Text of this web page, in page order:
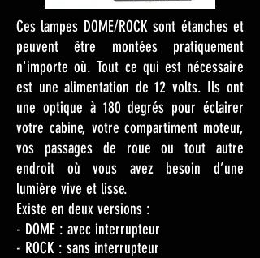
Ces lampes DOME/ROCK sont étanches et
peuvent être montées pratiquement
n'importe où. Tout ce qui est nécessaire
est une alimentation de 12 volts. Ils ont
une optique à 180 degrés pour éclairer
votre cabine, votre compartiment moteur,
vos passages de roue ou tout autre
endroit où vous avez besoin d’une
lumière vive et lisse.
Existe en deux versions :
- DOME : avec interrupteur
- ROCK : sans interrupteur